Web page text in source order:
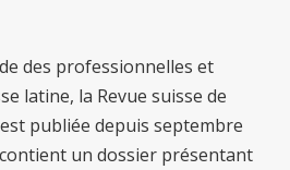
des professionnelles et
latine, la Revue suisse de
publiée depuis septembre
un dossier présentant